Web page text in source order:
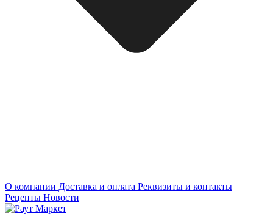
О компании Доставка и оплата Реквизиты и контакты
Рецепты Новости